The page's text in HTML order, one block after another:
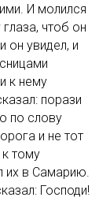
И молился
чтоб он
он увидел, и
к нему
порази
по слову
и не тот
тому
их в Самарию.
Господи!